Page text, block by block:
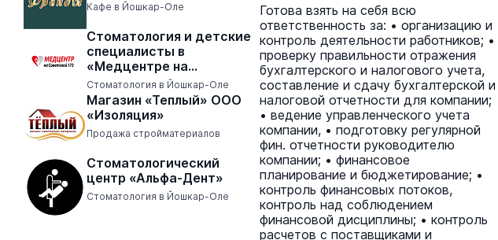
Кафе в Йошкар-Оле
Стоматология и детские
специалисты в
«Медцентре на
Советской 173»
Стоматология в Йошкар-Оле
Магазин «Теплый» ООО
«Изоляция»
Продажа стройматериалов
Стоматологический
центр «Альфа-Дент»
Стоматология в Йошкар-Оле
Готова взять на себя всю
ответственность за: • организацию и
контроль деятельности работников; •
проверку правильности отражения
бухгалтерского и налогового учета,
составление и сдачу бухгалтерской и
налоговой отчетности для компании;
• ведение управленческого учета
компании, • подготовку регулярной
фин. отчетности руководителю
компании; • финансовое
планирование и бюджетирование; •
контроль финансовых потоков,
контроль над соблюдением
финансовой дисциплины; • контроль
расчетов с поставщиками и